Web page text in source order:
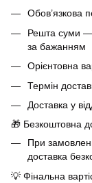
Обов’язкова
Решта суми —
за бажанням
Орієнтовна
Термін
Доставка у
🎁 Безкоштовна
При
доставка
💡 Фінальна